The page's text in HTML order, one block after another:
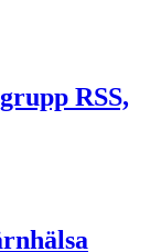
RSS,